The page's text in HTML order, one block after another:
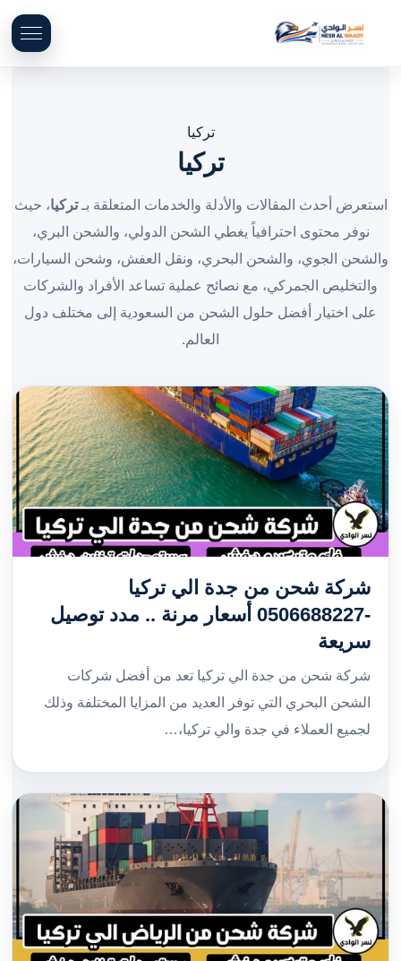
تركيا
تركيا
استعرض أحدث المقالات والأدلة والخدمات المتعلقة بـتركيا، حيث
نوفر محتوى احترافياً يغطي الشحن الدولي، والشحن البري،
والشحن الجوي، والشحن البحري، ونقل العفش، وشحن السيارات،
والتخليص الجمركي، مع نصائح عملية تساعد الأفراد والشركات
على اختيار أفضل حلول الشحن من السعودية إلى مختلف دول
العالم.
شركة شحن من جدة الي تركيا
-0506688227 أسعار مرنة .. مدد توصيل
سريعة
شركة شحن من جدة الي تركيا تعد من أفضل شركات
الشحن البحري التي توفر العديد من المزايا المختلفة وذلك
لجميع العملاء في جدة والي تركيا،…